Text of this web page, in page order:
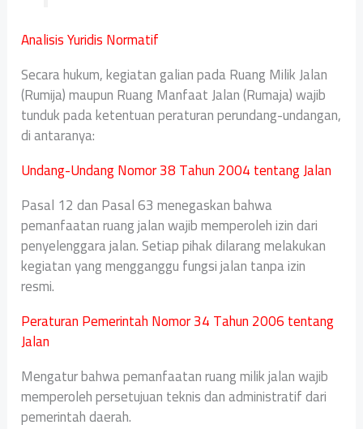
Analisis Yuridis Normatif
Secara hukum, kegiatan galian pada Ruang Milik Jalan
(Rumija) maupun Ruang Manfaat Jalan (Rumaja) wajib
tunduk pada ketentuan peraturan perundang-undangan,
di antaranya:
Undang-Undang Nomor 38 Tahun 2004 tentang Jalan
Pasal 12 dan Pasal 63 menegaskan bahwa
pemanfaatan ruang jalan wajib memperoleh izin dari
penyelenggara jalan. Setiap pihak dilarang melakukan
kegiatan yang mengganggu fungsi jalan tanpa izin
resmi.
Peraturan Pemerintah Nomor 34 Tahun 2006 tentang
Jalan
Mengatur bahwa pemanfaatan ruang milik jalan wajib
memperoleh persetujuan teknis dan administratif dari
pemerintah daerah.